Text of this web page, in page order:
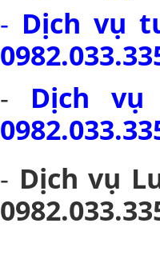
- Dịch vụ
-
Dịch
- Dịch vụ